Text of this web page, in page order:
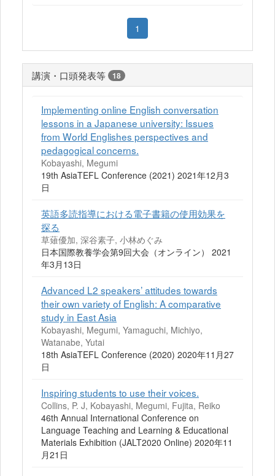
1
講演・口頭発表等 18
Implementing online English conversation
lessons in a Japanese university: Issues
from World Englishes perspectives and
pedagogical concerns.
Kobayashi, Megumi
19th AsiaTEFL Conference (2021) 2021年12月3
日
英語多読指導における電子書籍の使用効果を
探る
草薙優加, 深谷素子, 小林めぐみ
日本国際教養学会第9回大会（オンライン） 2021
年3月13日
Advanced L2 speakers’ attitudes towards
their own variety of English: A comparative
study in East Asia
Kobayashi, Megumi, Yamaguchi, Michiyo,
Watanabe, Yutai
18th AsiaTEFL Conference (2020) 2020年11月27
日
Inspiring students to use their voices.
Collins, P. J, Kobayashi, Megumi, Fujita, Reiko
46th Annual International Conference on
Language Teaching and Learning & Educational
Materials Exhibition (JALT2020 Online) 2020年11
月21日